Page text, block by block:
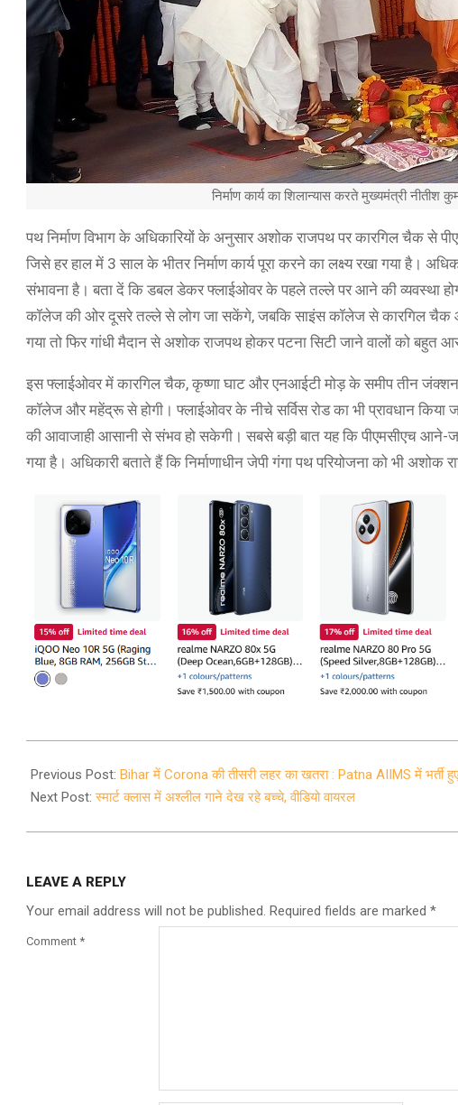
निर्माण कार्य का शिलान्यास करते मुख्यमंत्री नीतीश
पथ निर्माण विभाग के अधिकारियों के अनुसार अशोक राजपथ पर कारगिल चैक से
जिसे हर हाल में 3 साल के भीतर निर्माण कार्य पूरा करने का लक्ष्य रखा गया है।
संभावना है। बता दें कि डबल डेकर फ्लाईओवर के पहले तल्ले पर आने की व्यवस्था
कॉलेज की ओर दूसरे तल्ले से लोग जा सकेंगे, जबकि साइंस कॉलेज से कारगिल चैक
गया तो फिर गांधी मैदान से अशोक राजपथ होकर पटना सिटी जाने वालों को बहुत
इस फ्लाईओवर में कारगिल चैक, कृष्णा घाट और एनआईटी मोड़ के समीप तीन जंक्शन
कॉलेज और महेंद्रू से होगी। फ्लाईओवर के नीचे सर्विस रोड का भी प्रावधान
की आवाजाही आसानी से संभव हो सकेगी। सबसे बड़ी बात यह कि पीएमसीएच आने-
गया है। अधिकारी बताते हैं कि निर्माणाधीन जेपी गंगा पथ परियोजना को भी
09-
04
Previous Post: Bihar में Corona की तीसरी लहर का खतरा : Patna AIIMS में भर्ती
Next Post:स्मार्ट क्लास में अश्लील गाने देख रहे बच्चे, वीडियो वायरल
LEAVE A REPLY
Your email address will not be published. Required fields are marked *
Comment *